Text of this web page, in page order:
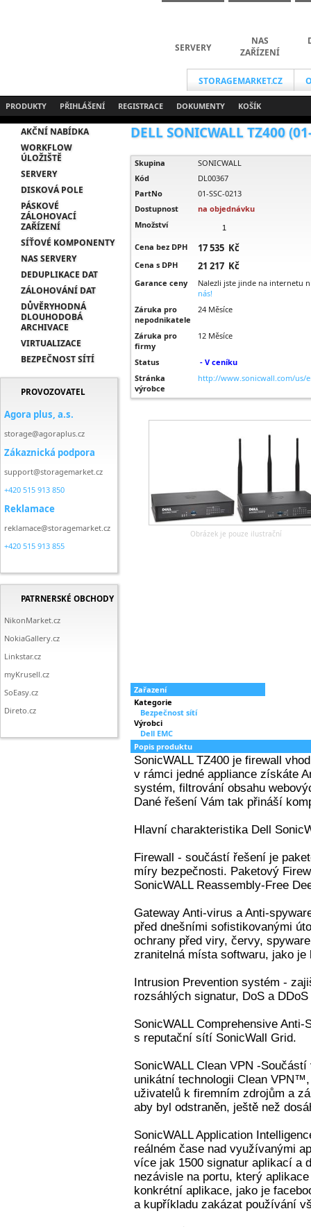
STORAGEMARKET.CZ
SERVERY
NAS
ZAŘÍZENÍ
PRODUKTY PŘIHLÁŠENÍ REGISTRACE DOKUMENTY KOŠÍK
AKČNÍ NABÍDKA
WORKFLOW
ÚLOŽIŠTĚ
SERVERY
DISKOVÁ POLE
PÁSKOVÉ
ZÁLOHOVACÍ
ZAŘÍZENÍ
SÍŤOVÉ KOMPONENTY
NAS SERVERY
DEDUPLIKACE DAT
ZÁLOHOVÁNÍ DAT
DŮVĚRYHODNÁ
DLOUHODOBÁ
ARCHIVACE
VIRTUALIZACE
BEZPEČNOST SÍTÍ
PROVOZOVATEL
Agora plus, a.s.
storage@agoraplus.cz
Zákaznická podpora
support@storagemarket.cz
+420 515 913 850
Reklamace
reklamace@storagemarket.cz
+420 515 913 855
PATRNERSKÉ OBCHODY
NikonMarket.cz
NokiaGallery.cz
Linkstar.cz
myKrusell.cz
SoEasy.cz
Direto.cz
DELL SONICWALL TZ400
Skupina
SONICWALL
Kód
DL00367
PartNo
01-SSC-0213
Dostupnost
na objednávku
Množství
Cena bez DPH 17 535 Kč
Cena s DPH 21 217 Kč
Garance ceny
Nalezli jste jinde na internetu
nás!
Záruka pro
nepodnikatele
24 Měsíce
Záruka pro
firmy
12 Měsíce
Status
- V ceníku
Stránka
výrobce
http://www.sonicwall.com/us/
Obrázek je pouze ilustrační
Zařazení
Kategorie
Bezpečnost sítí
Výrobci
Dell EMC
Popis produktu